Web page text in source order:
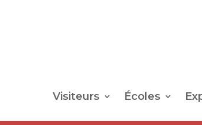
Visiteurs Écoles